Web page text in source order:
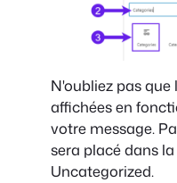
N'oubliez pas
affichées en
votre message.
sera placé dans
Uncategorized.